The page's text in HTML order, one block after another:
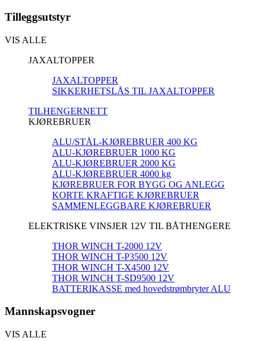
Tilleggsutstyr
VIS ALLE
JAXALTOPPER
JAXALTOPPER
SIKKERHETSLÅS TIL JAXALTOPPER
TILHENGERNETT
KJØREBRUER
ALU/STÅL-KJØREBRUER 400 KG
ALU-KJØREBRUER 1000 KG
ALU-KJØREBRUER 2000 KG
ALU-KJØREBRUER 4000 kg
KJØREBRUER FOR BYGG OG ANLEGG
KORTE KRAFTIGE KJØREBRUER
SAMMENLEGGBARE KJØREBRUER
ELEKTRISKE VINSJER 12V TIL BÅTHENGERE
THOR WINCH T-2000 12V
THOR WINCH T-P3500 12V
THOR WINCH T-X4500 12V
THOR WINCH T-SD9500 12V
BATTERIKASSE med hovedstrømbryter ALU
Mannskapsvogner
VIS ALLE